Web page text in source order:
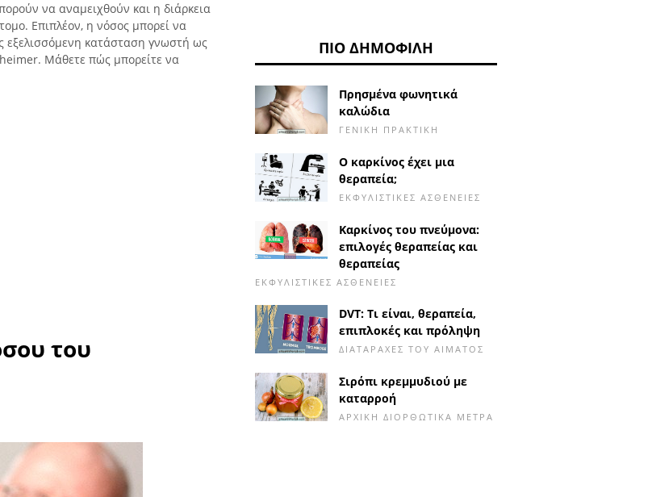
να αναμειχθούν και η διάρκεια
Επιπλέον, η νόσος μπορεί να
εξελισσόμενη κατάσταση γνωστή ως
Μάθετε πώς μπορείτε να
του
ΠΙΟ ΔΗΜΟΦΙΛΉ
Πρησμένα φωνητικά
καλώδια
ΓΕΝΙΚΉ ΠΡΑΚΤΙΚΉ
Ο καρκίνος έχει μια
θεραπεία;
ΕΚΦΥΛΙΣΤΙΚΈΣ ΑΣΘΈΝΕΙΕΣ
Καρκίνος του πνεύμονα:
επιλογές θεραπείας και
θεραπείας
ΕΚΦΥΛΙΣΤΙΚΈΣ ΑΣΘΈΝΕΙΕΣ
DVT: Τι είναι, θεραπεία,
επιπλοκές και πρόληψη
ΔΙΑΤΑΡΑΧΈΣ ΤΟΥ ΑΊΜΑΤΟΣ
Σιρόπι κρεμμυδιού με
καταρροή
ΑΡΧΙΚΉ ΔΙΟΡΘΩΤΙΚΆ ΜΈΤΡΑ